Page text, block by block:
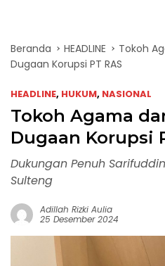
Beranda HEADLINE
Tokoh
Dugaan Korupsi PT RAS
HEADLINE, HUKUM, NASIONAL
Tokoh Agama
Dugaan Korupsi
Dukungan Penuh
Sulteng
Adillah Rizki Aulia
25 Desember 2024